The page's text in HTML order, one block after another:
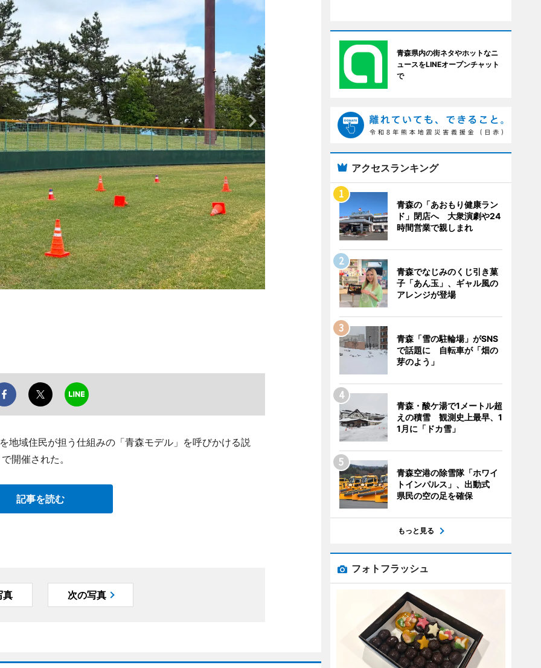
地域住民が担う仕組みの「青森モデル」を呼びかける説
開催された。
記事を読む
真 次の写真
青森県内の街ネタやホットなニ
ュースをLINEオープンチャット
で
アクセスランキング
青森の「あおもり健康ラン
ド」閉店へ 大衆演劇や24
時間営業で親しまれ
青森でなじみのくじ引き菓
子「あん玉」、ギャル風の
アレンジが登場
青森「雪の駐輪場」がSNS
で話題に 自転車が「畑の
芽のよう」
青森・酸ケ湯で1メートル超
えの積雪 観測史上最早、1
1月に「ドカ雪」
青森空港の除雪隊「ホワイ
トインパルス」、出動式
県民の空の足を確保
もっと見る
フォトフラッシュ